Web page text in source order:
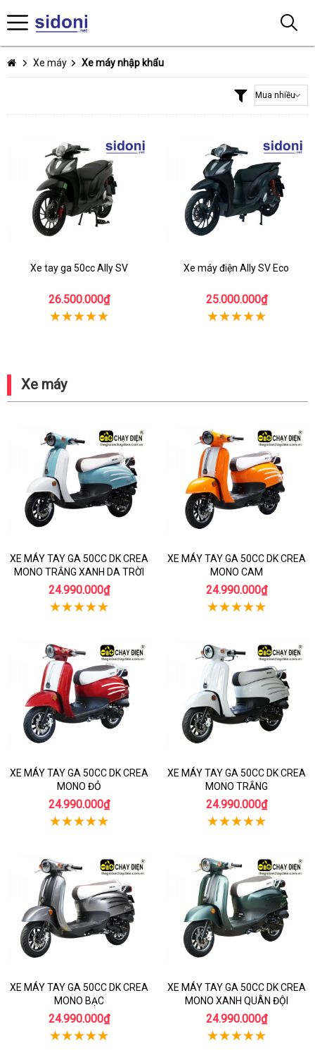
Xe máy Xe máy nhập khẩu
Xe tay ga 50cc Ally SV
26.500.000₫
Xe máy điện Ally SV Eco
25.000.000₫
Xe máy
XE MÁY TAY GA 50CC DK CREA
MONO TRẮNG XANH DA TRỜI
24.990.000₫
XE MÁY TAY GA 50CC DK CREA
MONO CAM
24.990.000₫
XE MÁY TAY GA 50CC DK CREA
MONO ĐỎ
24.990.000₫
XE MÁY TAY GA 50CC DK CREA
MONO TRẮNG
24.990.000₫
XE MÁY TAY GA 50CC DK CREA
MONO BẠC
24.990.000₫
XE MÁY TAY GA 50CC DK CREA
MONO XANH QUÂN ĐỘI
24.990.000₫